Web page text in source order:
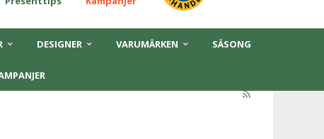
DESIGNER VARUMÄRKEN SÄSONG